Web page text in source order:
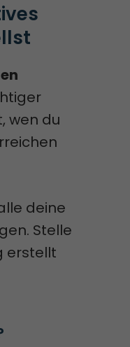
wen du
deine
Stelle
erstellt